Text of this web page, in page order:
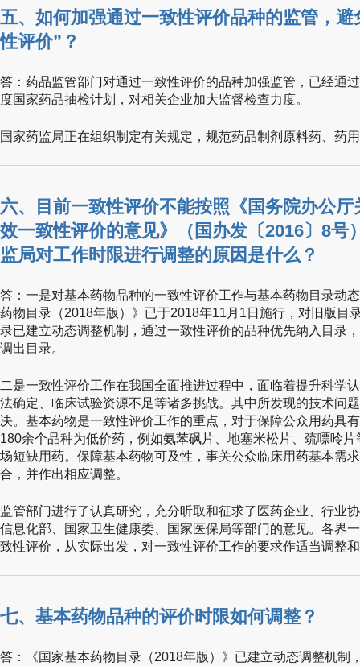
五、如何加强通过一致性评价品种的监管，
性评价”？
答：药品监管部门对通过一致性评价的品种加强监管，已经通
度国家药品抽检计划，对相关企业加大监督检查力度。
国家药监局正在组织制定有关规定，规范药品制剂原料药、药
六、目前一致性评价不能按照《国务院办公
效一致性评价的意见》（国办发〔2016〕8号
监局对工作时限进行调整的原因是什么？
答：一是对基本药物品种的一致性评价工作与基本药物目录动
药物目录（2018年版）》已于2018年11月1日施行，对旧版目
录已建立动态调整机制，通过一致性评价的品种优先纳入目录
调出目录。
二是一致性评价工作在我国全面推进过程中，面临着提升科学
法确定、临床试验资源不足等诸多挑战。其中所发现的技术问
决。基本药物是一致性评价工作的重点，对于保障公众用药具
180余个品种为低价药，例如氨苯砜片、地塞米松片、巯嘌呤
场短缺用药。保障基本药物可及性，事关公众临床用药基本需
合，并作出相应调整。
监管部门进行了认真研究，充分听取和征求了医药企业、行业
信息化部、国家卫生健康委、国家医保局等部门的意见。各界
致性评价，从实际出发，对一致性评价工作的要求作适当调整
七、基本药物品种的评价时限如何调整？
答：《国家基本药物目录（2018年版）》已建立动态调整机制